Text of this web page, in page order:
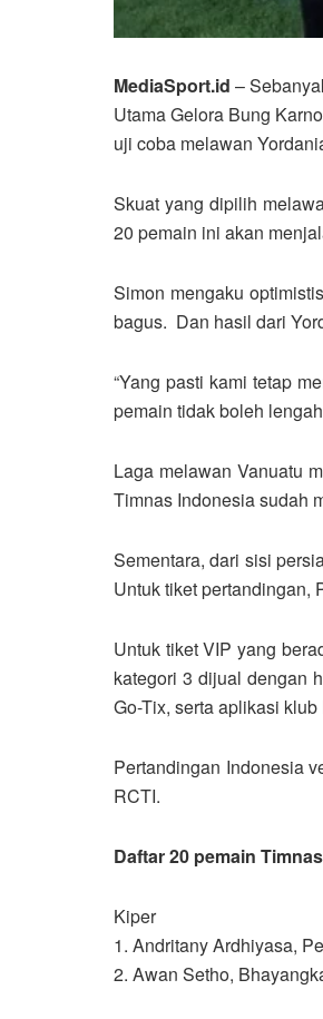
MediaSport.id –
Utama Gelora Bung
uji coba melawan
Skuat yang dipilih
20 pemain ini akan
Simon mengaku
bagus. Dan hasil dari
“Yang pasti kami tetap
pemain tidak boleh
Laga melawan Vanuatu
Timnas Indonesia sudah
Sementara, dari sisi
Untuk tiket pertandingan,
Untuk tiket VIP yang
kategori 3 dijual dengan
Go-Tix, serta aplikasi klub
Pertandingan Indonesia
RCTI.
Daftar 20 pemain
Kiper
1. Andritany Ardhiyasa,
2. Awan Setho,